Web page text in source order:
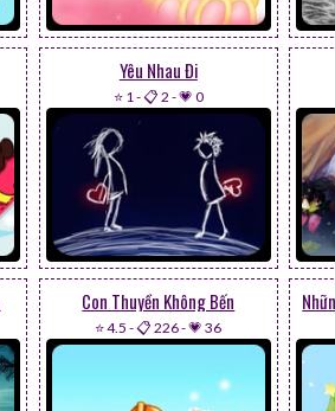
Yêu Nhau Đi
⭐ 1 -📋 2 -💗 0
Con Thuyền Không Bến
⭐ 4.5 -📋 226-💗 36